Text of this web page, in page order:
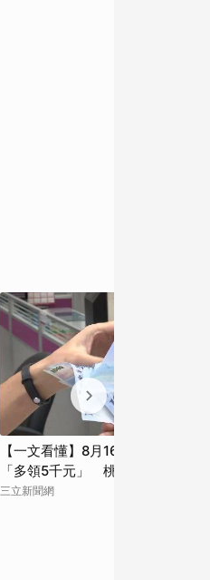
【一文看懂】8月16項新制上路！1
「多領5千元」 桃機停3分鐘就開
三立新聞網